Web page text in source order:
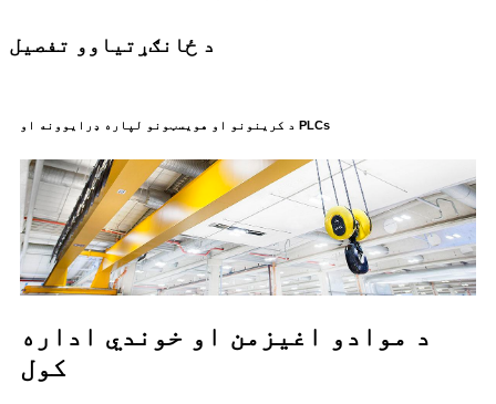
د ځانګړتیاوو تفصیل
د کرینونو او هویسټونو لپاره ډرایوونه او PLCs
د موادو اغیزمن او خوندي اداره
کول